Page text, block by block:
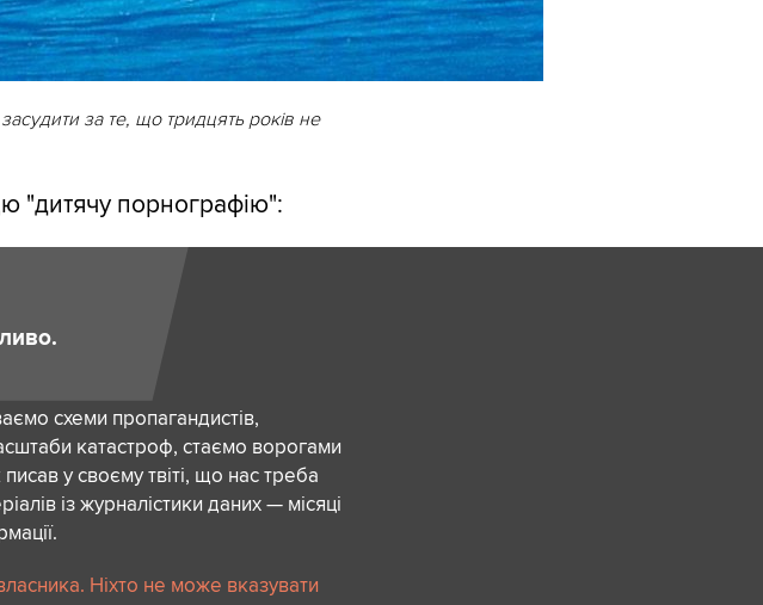
за те, що тридцять років не
"дитячу порнографію":
схеми пропагандистів,
катастроф, стаємо ворогами
у своєму твіті, що нас треба
із журналістики даних — місяці
Ніхто не може вказувати